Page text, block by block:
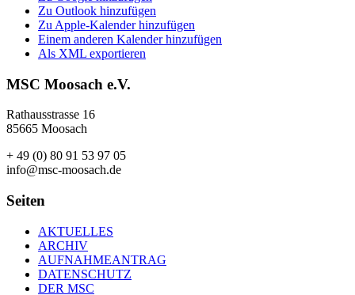
Zu Outlook hinzufügen
Zu Apple-Kalender hinzufügen
Einem anderen Kalender hinzufügen
Als XML exportieren
MSC Moosach e.V.
Rathausstrasse 16
85665 Moosach
+ 49 (0) 80 91 53 97 05
info@msc-moosach.de
Seiten
AKTUELLES
ARCHIV
AUFNAHMEANTRAG
DATENSCHUTZ
DER MSC